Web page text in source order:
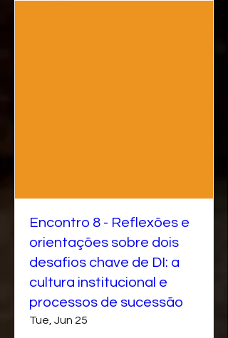
Encontro 8 - Reflexões e
orientações sobre dois
desafios chave de DI: a
cultura institucional e
processos de sucessão
Tue, Jun 25